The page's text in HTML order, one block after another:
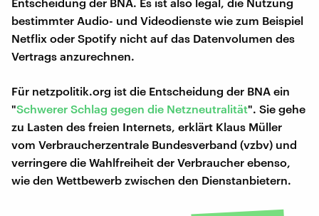
bestimmter Audio- und Videodienste wie zum Beispiel
Netflix oder Spotify nicht auf das Datenvolumen des
Vertrags anzurechnen.
Für netzpolitik.org ist die Entscheidung der BNA ein
"Schwerer Schlag gegen die Netzneutralität". Sie gehe
zu Lasten des freien Internets, erklärt Klaus Müller
vom Verbraucherzentrale Bundesverband (vzbv) und
verringere die Wahlfreiheit der Verbraucher ebenso,
wie den Wettbewerb zwischen den Dienstanbietern.